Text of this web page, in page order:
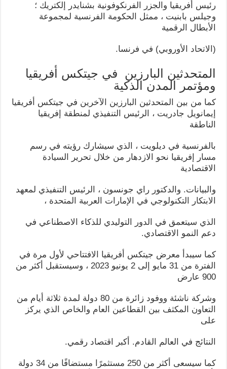
رئيس أفريقيا والجزر الفرنكوفونية بشنايدر إلكتريك ؛
وجيلس بابنيت ، ممثل الحكومة الفرنسية لمجموعة
الأبطال الرقمية
(الاتحاد الأوروبي) في فرنسا.
المتحدثين البارزين في جيتكس أفريقيا
ومؤتمر المدن الذكية
كما من بين المتحدثين البارزين الآخرين في جيتكس أفريقيا
إيمانويل جادريت ، الرئيس التنفيذي لمنطقة إفريقيا
الناطقة
بالفرنسية في ديلويت ، الذي سيشارك رؤيته في رسم
مسار إفريقيا نحو الازدهار من خلال تحرير السيادة
الاقتصادية
والبيانات. والدكتور راي جونسون ، الرئيس التنفيذي لمعهد
الابتكار التكنولوجي في الإمارات العربية المتحدة ،
الذي سيتعمق في الدور التوليدي للذكاء الاصطناعي في
دعم النمو الاقتصادي.
كما سيبدأ معرض جيتكس أفريقيا الافتتاحي لأول مرة في
الفترة من 31 مايو إلى 2 يونيو 2023 ، وسيستقبل أكثر من
900 عارض
وشركة ناشئة ووفود زائرة من 80 دولة لمدة ثلاثة أيام من
التعاون المكثف بين القطاعين العام والخاص الذي يركز
على
النتائج في العالم القادم. أكبر اقتصاد رقمي.
كما سيسعى أكثر من 250 مستثمرًا مستضافًا من 34 دولة